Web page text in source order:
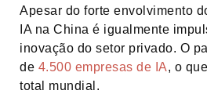
Apesar do forte envolvimento
IA na China é igualmente
inovação do setor privado. O
de 4.500 empresas de IA, o
total mundial.